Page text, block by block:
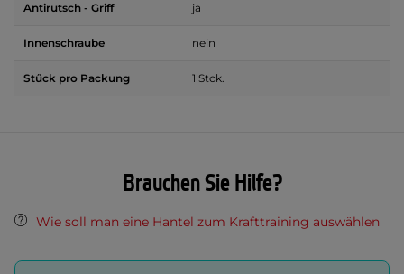
Antirutsch - Griff ja
Innenschraube nein
Stűck pro Packung 1 Stck.
Brauchen Sie Hilfe?
Wie soll man eine Hantel zum Krafttraining auswählen